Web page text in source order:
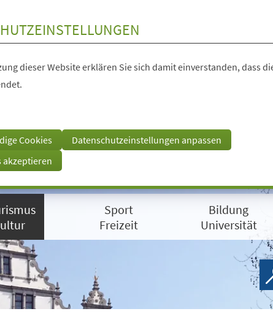
dieser Website erklären Sie sich damit einverstanden, dass
Cookies
Datenschutzeinstellungen anpassen
akzeptieren
Sport
Freizeit
Bildung
Universität